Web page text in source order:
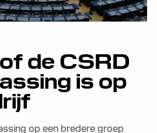
de CSRD
is op
op een bredere groep